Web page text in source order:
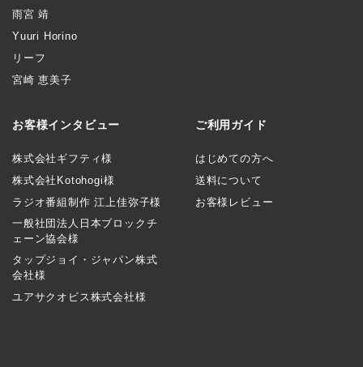
雨宮 靖
Yuuri Horino
リーフ
宮崎 恵美子
お客様インタビュー
株式会社ギフティ様
株式会社Kotohogi様
ラジオ番組制作 江上佳弥子様
一般社団法人日本ブロックチ
ェーン協会様
タップジョイ・ジャパン株式
会社様
ユアサクオビス株式会社様
ご利用ガイド
はじめての方へ
送料について
お客様レビュー